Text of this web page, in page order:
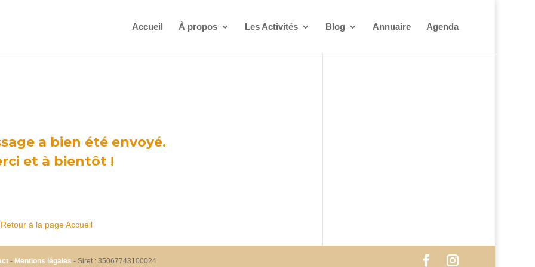
Accueil À propos Les Activités Blog Annuaire Agenda
a bien été envoyé.
et à bientôt !
Retour à la page Accueil
- Mentions légales - Siret : 35067743100024